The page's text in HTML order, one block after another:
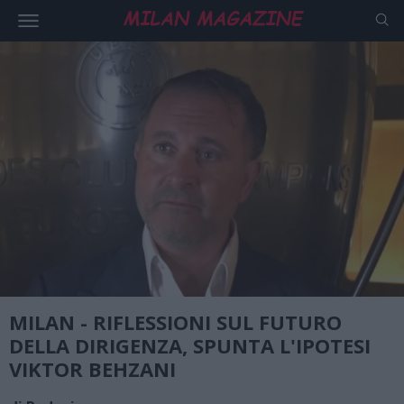
MILAN - RIFLESSIONI SUL FUTURO
DELLA DIRIGENZA, SPUNTA L'IPOTESI
VIKTOR BEHZANI